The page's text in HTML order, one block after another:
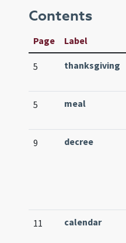
Contents
Page Label
5 thanksgiving
5 meal
9 decree
11 calendar